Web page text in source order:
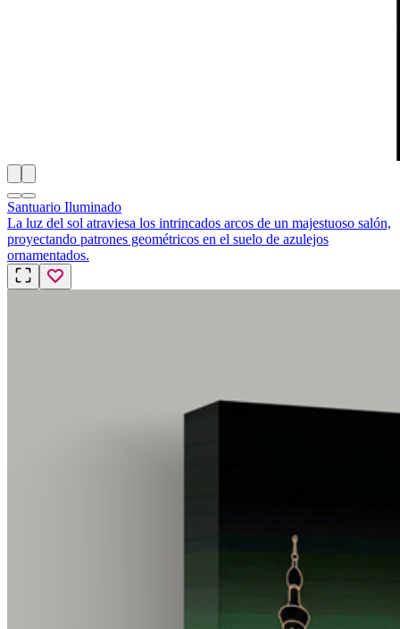
Santuario Iluminado
La luz del sol atraviesa los intrincados arcos de un majestuoso salón,
proyectando patrones geométricos en el suelo de azulejos
ornamentados.